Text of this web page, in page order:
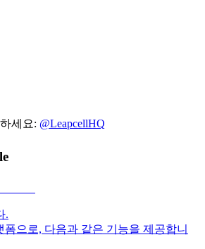
세요: @LeapcellHQ
.
으로, 다음과 같은 기능을 제공합니